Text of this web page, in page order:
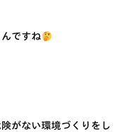
ですね
がない環境づくりをし